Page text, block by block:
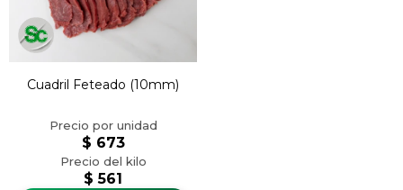
Cuadril Feteado (10mm)
$ 561
$ 673